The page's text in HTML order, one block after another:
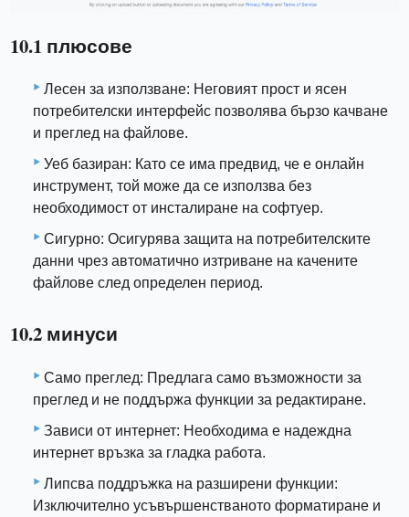
10.1 плюсове
Лесен за използване: Неговият прост и ясен
потребителски интерфейс позволява бързо качване
и преглед на файлове.
Уеб базиран: Като се има предвид, че е онлайн
инструмент, той може да се използва без
необходимост от инсталиране на софтуер.
Сигурно: Осигурява защита на потребителските
данни чрез автоматично изтриване на качените
файлове след определен период.
10.2 минуси
Само преглед: Предлага само възможности за
преглед и не поддържа функции за редактиране.
Зависи от интернет: Необходима е надеждна
интернет връзка за гладка работа.
Липсва поддръжка на разширени функции:
Изключително усъвършенстваното форматиране и